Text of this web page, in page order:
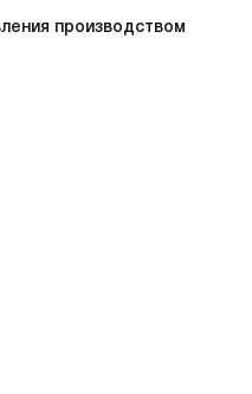
производством